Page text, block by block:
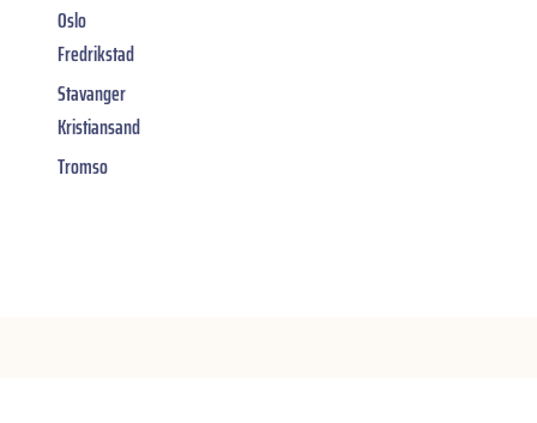
Oslo
Fredrikstad
Stavanger
Kristiansand
Tromso